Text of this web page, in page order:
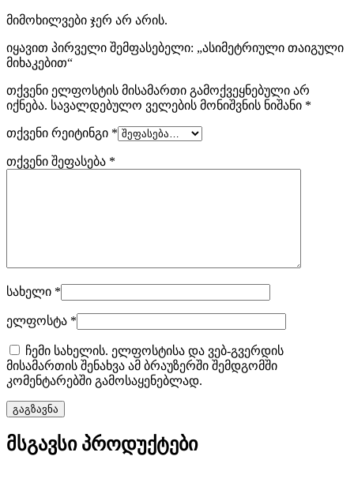
მიმოხილვები ჯერ არ არის.
იყავით პირველი შემფასებელი: „ასიმეტრიული თაიგული
მიხაკებით“
თქვენი ელფოსტის მისამართი გამოქვეყნებული არ
იქნება. სავალდებულო ველების მონიშვნის ნიშანი *
თქვენი რეიტინგი *
თქვენი შეფასება *
სახელი *
ელფოსტა *
ჩემი სახელის. ელფოსტისა და ვებ-გვერდის
მისამართის შენახვა ამ ბრაუზერში შემდგომში
კომენტარებში გამოსაყენებლად.
მსგავსი პროდუქტები